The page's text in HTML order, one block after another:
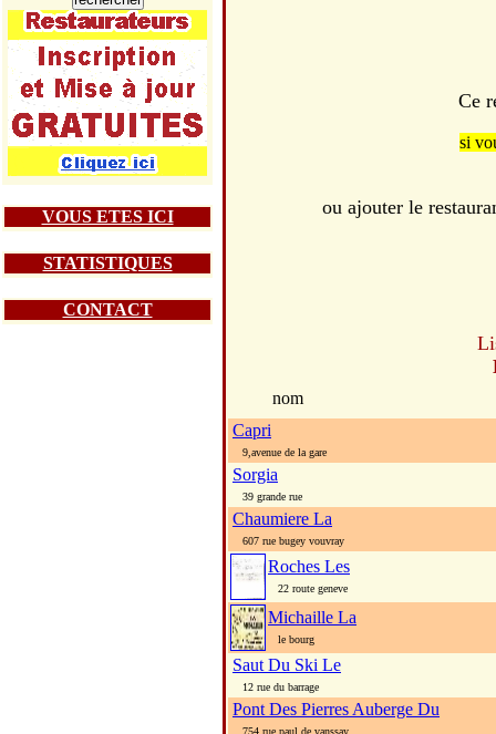
VOUS ETES ICI
STATISTIQUES
CONTACT
Ce
si
ou ajouter le
nom
Capri
9,avenue de la gare
Sorgia
39 grande rue
Chaumiere La
607 rue bugey vouvray
Roches Les
22 route geneve
Michaille La
le bourg
Saut Du Ski Le
12 rue du barrage
Pont Des Pierres Auberge Du
754 rue paul de vanssay